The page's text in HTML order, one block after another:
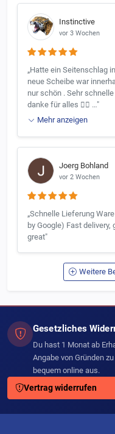
Instinctive
vor 3 Wochen
„Hatte ein Seitenschlag
neue Scheibe war
nur schön . Sehr
danke für alles 👍🏼 …"
Mehr anzeigen
Joerg Bohland
vor 2 Wochen
„Schnelle Lieferung
by Google) Fast
great"
Weitere
Gesetzliches
Du hast 1 Monat ab
Angabe von Gründen
bequem online aus.
Vertrag widerrufen